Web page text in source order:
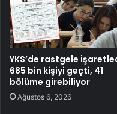
YKS’de rastgele
685 bin kişiyi geçti, 41
bölüme girebiliyor
Ağustos 6, 2026